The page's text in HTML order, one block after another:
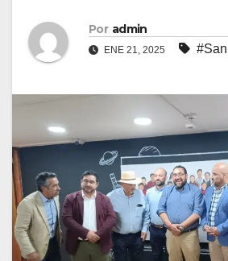
Por admin
ENE 21, 2025